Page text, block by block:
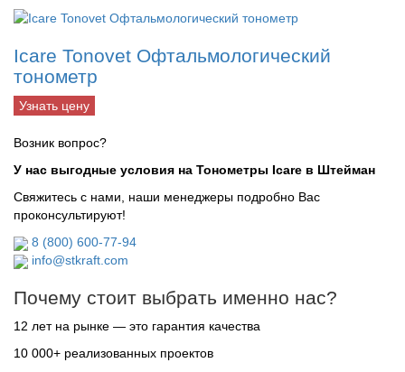
Icare Tonovet Офтальмологический
тонометр
Узнать цену
Возник вопрос?
У нас выгодные условия на Тонометры Icare в Штейман
Свяжитесь с нами, наши менеджеры подробно Вас
проконсультируют!
8 (800) 600-77-94
info@stkraft.com
Почему стоит выбрать именно нас?
12 лет на рынке — это гарантия качества
10 000+ реализованных проектов